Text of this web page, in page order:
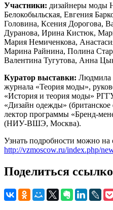
Участники: дизайнеры моды
Белокобыльская, Евгения
Головина, Ксения Дорогова,
Дуранова, Ирина Кистюк,
Мария Немиченкова,
Марина Райнина, Полина
Валентина Тугутова, Анна
Куратор выставки: Людмила
журнала «Теория моды»,
«История и теория моды»
«Дизайн одежды»
лектор программы «Бренд-
(НИУ-ВШЭ, Москва).
Узнать подробности можно на
http://vzmoscow.ru/index.php/
Поделиться